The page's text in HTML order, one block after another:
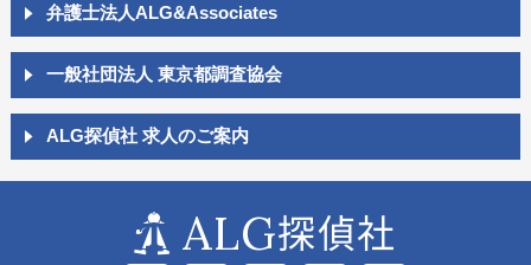
弁護士法人ALG&Associates
一般社団法人 東京都調査協会
ALG探偵社 求人のご案内
ALG探偵社